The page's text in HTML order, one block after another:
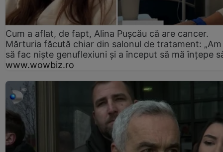
Cum a aflat, de fapt, Alina Pușcău că are cancer.
Mărturia făcută chiar din salonul de tratament:
să fac niște genuflexiuni și a început să mă înțepe
www.wowbiz.ro